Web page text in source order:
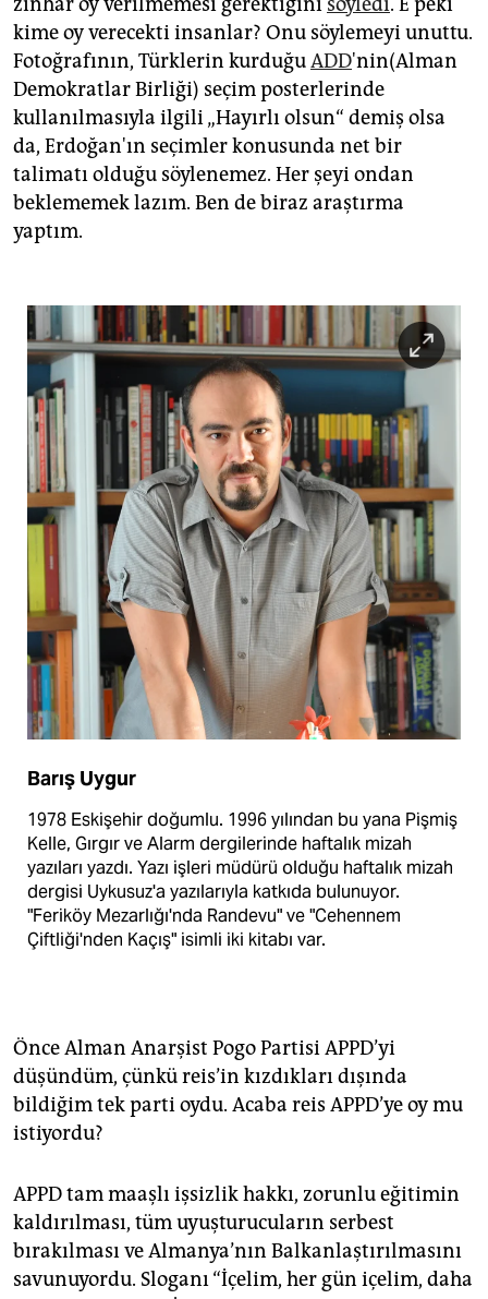
kime oy verecekti insanlar? Onu söylemeyi unuttu.
Fotoğrafının, Türklerin kurduğuADD'nin(Alman
Demokratlar Birliği) seçim posterlerinde
kullanılmasıyla ilgili „Hayırlı olsun“ demiş olsa
da, Erdoğan'ın seçimler konusunda net bir
talimatı olduğu söylenemez. Her şeyi ondan
beklememek lazım. Ben de biraz araştırma
yaptım.
Barış Uygur
1978 Eskişehir doğumlu. 1996 yılından bu yana Pişmiş
Kelle, Gırgır ve Alarm dergilerinde haftalık mizah
yazıları yazdı. Yazı işleri müdürü olduğu haftalık mizah
dergisi Uykusuz'a yazılarıyla katkıda bulunuyor.
"Feriköy Mezarlığı'nda Randevu" ve "Cehennem
Çiftliği'nden Kaçış" isimli iki kitabı var.
Önce Alman Anarşist Pogo Partisi APPD’yi
düşündüm, çünkü reis’in kızdıkları dışında
bildiğim tek parti oydu. Acaba reis APPD’ye oy mu
istiyordu?
APPD tam maaşlı işsizlik hakkı, zorunlu eğitimin
kaldırılması, tüm uyuşturucuların serbest
bırakılması ve Almanya’nın Balkanlaştırılmasını
savunuyordu. Sloganı “İçelim, her gün içelim, daha